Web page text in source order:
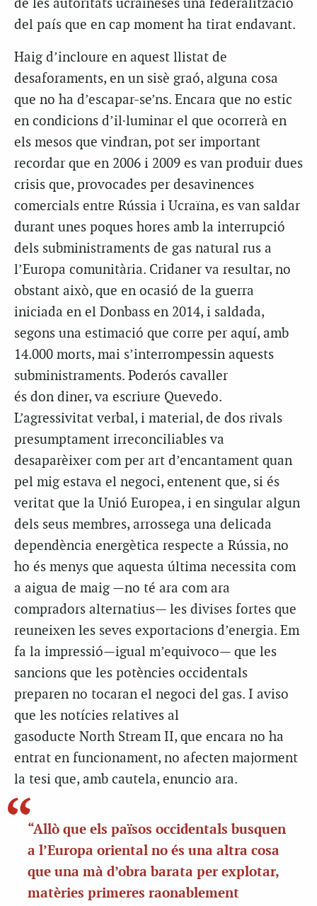
de les autoritats ucraïneses una federalització
del país que en cap moment ha tirat endavant.
Haig d’incloure en aquest llistat de
desaforaments, en un sisè graó, alguna cosa
que no ha d’escapar-se’ns. Encara que no estic
en condicions d’il·luminar el que ocorrerà en
els mesos que vindran, pot ser important
recordar que en 2006 i 2009 es van produir dues
crisis que, provocades per desavinences
comercials entre Rússia i Ucraïna, es van saldar
durant unes poques hores amb la interrupció
dels subministraments de gas natural rus a
l’Europa comunitària. Cridaner va resultar, no
obstant això, que en ocasió de la guerra
iniciada en el Donbass en 2014, i saldada,
segons una estimació que corre per aquí, amb
14.000 morts, mai s’interrompessin aquests
subministraments. Poderós cavaller
és don diner, va escriure Quevedo.
L’agressivitat verbal, i material, de dos rivals
presumptament irreconciliables va
desaparèixer com per art d’encantament quan
pel mig estava el negoci, entenent que, si és
veritat que la Unió Europea, i en singular algun
dels seus membres, arrossega una delicada
dependència energètica respecte a Rússia, no
ho és menys que aquesta última necessita com
a aigua de maig —no té ara com ara
compradors alternatius— les divises fortes que
reuneixen les seves exportacions d’energia. Em
fa la impressió—igual m’equivoco— que les
sancions que les potències occidentals
preparen no tocaran el negoci del gas. I aviso
que les notícies relatives al
gasoducte North Stream II, que encara no ha
entrat en funcionament, no afecten majorment
la tesi que, amb cautela, enuncio ara.
“Allò que els països occidentals busquen
a l’Europa oriental no és una altra cosa
que una mà d’obra barata per explotar,
matèries primeres raonablement